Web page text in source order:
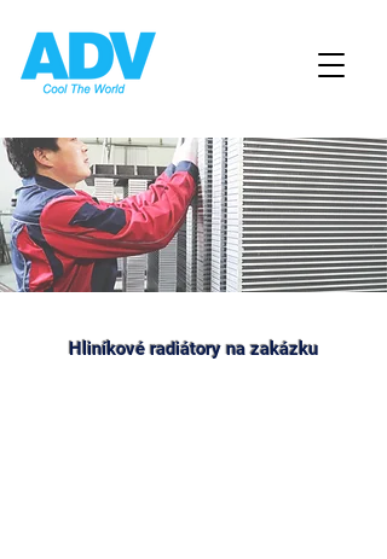
Hliníkové radiátory na zakázku